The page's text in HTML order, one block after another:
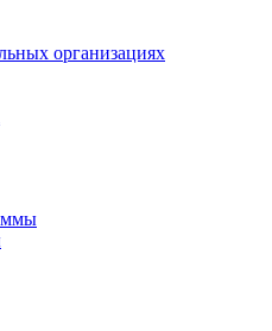
организациях